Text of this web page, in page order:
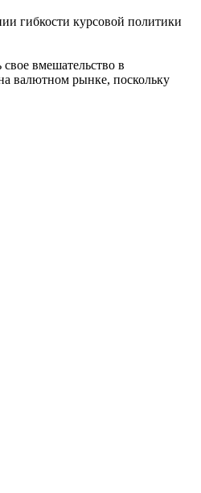
гибкости курсовой политики
вмешательство в
валютном рынке, поскольку